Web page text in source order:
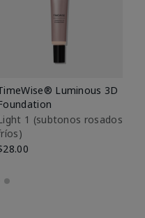
Luminous 3D
1​ (subtonos rosados